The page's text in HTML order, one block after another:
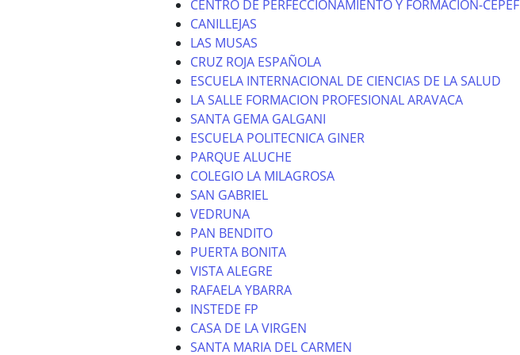
CENTRO DE PERFECCIONAMIENTO Y FORMACION-CEPEF
CANILLEJAS
LAS MUSAS
CRUZ ROJA ESPAÑOLA
ESCUELA INTERNACIONAL DE CIENCIAS DE LA SALUD
LA SALLE FORMACION PROFESIONAL ARAVACA
SANTA GEMA GALGANI
ESCUELA POLITECNICA GINER
PARQUE ALUCHE
COLEGIO LA MILAGROSA
SAN GABRIEL
VEDRUNA
PAN BENDITO
PUERTA BONITA
VISTA ALEGRE
RAFAELA YBARRA
INSTEDE FP
CASA DE LA VIRGEN
SANTA MARIA DEL CARMEN